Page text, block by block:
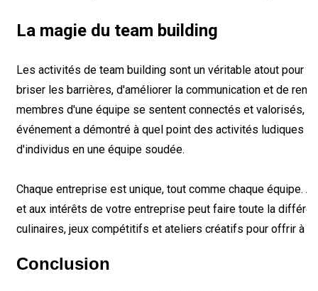
La magie du team building
Les activités de team building sont un véritable atout pour
briser les barrières, d'améliorer la communication et de
membres d'une équipe se sentent connectés et valorisés,
événement a démontré à quel point des activités ludiques
d'individus en une équipe soudée.
Chaque entreprise est unique, tout comme chaque équipe.
et aux intérêts de votre entreprise peut faire toute la
culinaires, jeux compétitifs et ateliers créatifs pour offrir à
Conclusion